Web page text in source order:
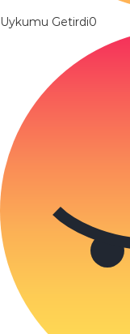
Uykumu Getirdi0